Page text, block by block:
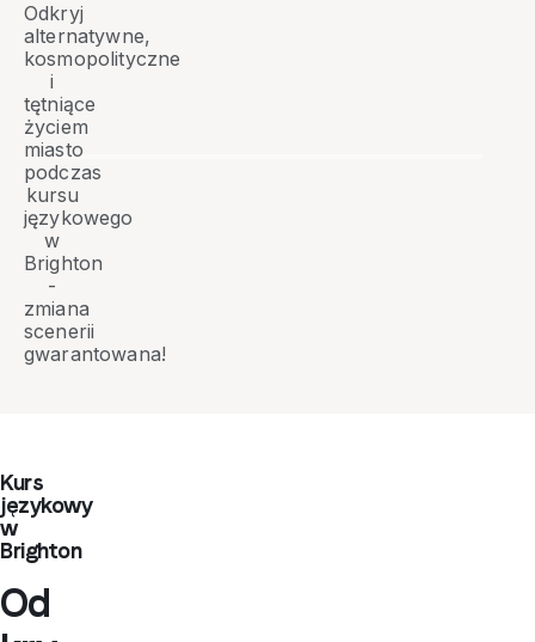
Odkryj
alternatywne,
kosmopolityczne
i
tętniące
życiem
miasto
podczas
kursu
językowego
w
Brighton
-
zmiana
scenerii
gwarantowana!
Kurs
językowy
w
Brighton
Od